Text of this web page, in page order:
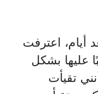
اعترفت
عليها بشكل
تقيأت